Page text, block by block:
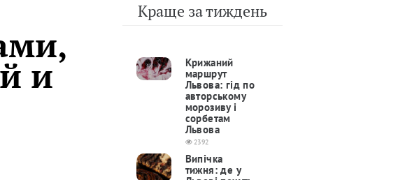
и
Краще за тиждень
Крижаний
маршрут
Львова: гід по
авторському
морозиву і
сорбетам
Львова
2392
Випічка
тижня: де у